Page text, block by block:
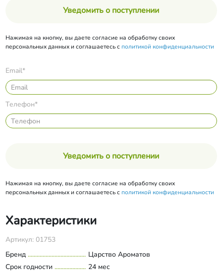
Уведомить о поступлении
Нажимая на кнопку, вы даете согласие на обработку своих
персональных данных и соглашаетесь с политикой конфиденциальности
Email*
Телефон*
Уведомить о поступлении
Нажимая на кнопку, вы даете согласие на обработку своих
персональных данных и соглашаетесь с политикой конфиденциальности
Характеристики
Артикул: 01753
Бренд
Царство Ароматов
Срок годности
24 мес